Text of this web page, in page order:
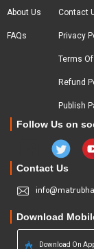
About Us
FAQs
Contact
Privacy
Terms
Refund
Publish
Follow Us on
Contact Us
Download
Download On